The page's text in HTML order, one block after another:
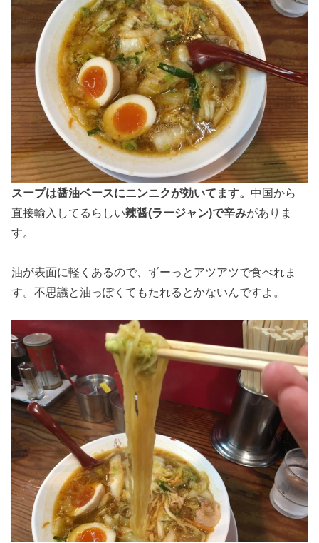
スープは醤油ベースにニンニクが効いてます。 中国から
直接輸入してるらしい辣醤(ラージャン)で辛みがありま
す。
油が表面に軽くあるので、ずーっとアツアツで食べれま
す。不思議と油っぽくてもたれるとかないんですよ。